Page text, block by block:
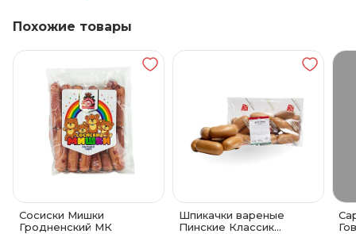
Жиры, в граммах (на 100 г)
Состав
говядина, молоко
сухое ,
Срок годности
45 суток
Температура хранения
от +2 до +6
Вид упаковки
Целлофан
Похожие товары
Сосиски Мишки
Гродненский МК
Шпикачки вареные
Пинские Классик